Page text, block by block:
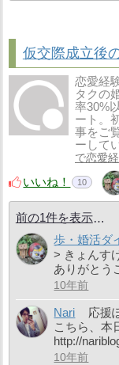
仮交際成立後
恋愛経
タクの
率30%
ート。
事をご
ーして
で恋愛
いいね！ 10
前の1件を表示
歩・婚活ダ
> きょんす
ありがとう
10年前
Nari
応援
こちら、本
http://
10年前